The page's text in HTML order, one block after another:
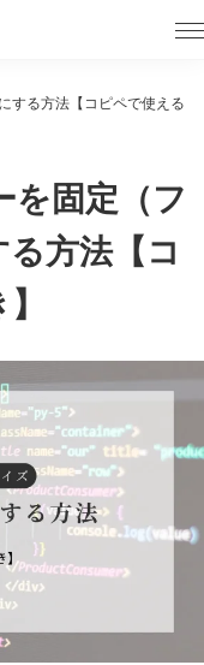
b
e
する方法【コピペで使える
固定（フ
方法【コ